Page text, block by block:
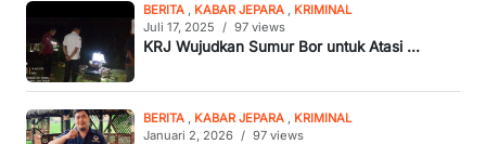
BERITA KABAR JEPARA
KRIMINAL
Juli 17, 2025
/ 97 views
KRJ Wujudkan Sumur Bor untuk Atasi ...
BERITA KABAR JEPARA
KRIMINAL
Januari 2, 2026 / 97 views